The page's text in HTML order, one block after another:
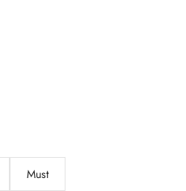
Must